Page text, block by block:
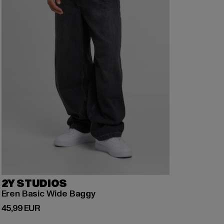
2Y STUDIOS
Eren Basic Wide Baggy
45,99 EUR
Derzeitiger Preis: 45,99 EUR